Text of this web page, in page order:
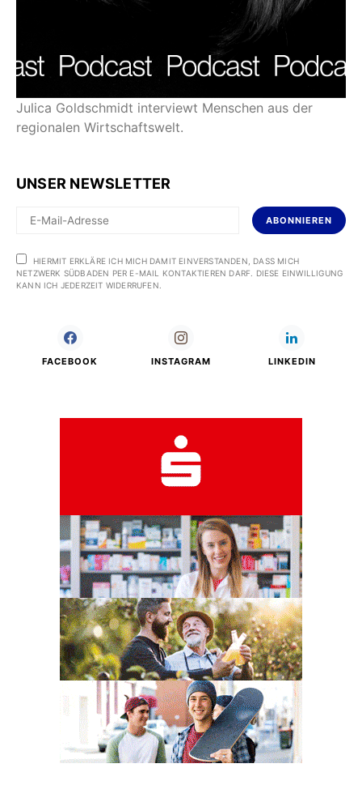
Julica Goldschmidt interviewt Menschen aus der
regionalen Wirtschaftswelt.
UNSER NEWSLETTER
ABONNIEREN
HIERMIT ERKLÄRE ICH MICH DAMIT EINVERSTANDEN, DASS MICH
NETZWERK SÜDBADEN PER E-MAIL KONTAKTIEREN DARF. DIESE EINWILLIGUNG
KANN ICH JEDERZEIT WIDERRUFEN.
FACEBOOK INSTAGRAM LINKEDIN